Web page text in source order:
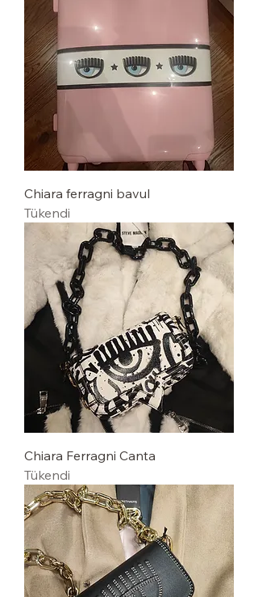
Chiara ferragni bavul
Tükendi
Chiara Ferragni Canta
Tükendi